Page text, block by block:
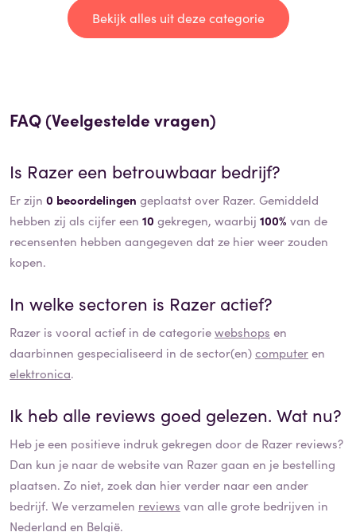
Bekijk alles uit deze categorie
FAQ (Veelgestelde vragen)
Is Razereen betrouwbaar bedrijf?
Er zijn 0 beoordelingen geplaatst over Razer. Gemiddeld
hebben zij als cijfer een 10 gekregen, waarbij 100% van de
recensenten hebben aangegeven dat ze hier weer zouden
kopen.
In welke sectoren is Razeractief?
Razer is vooral actief in de categoriewebshops en
daarbinnen gespecialiseerd in de sector(en)computeren
elektronica.
Ik heb alle reviews goed gelezen. Wat nu?
Heb je een positieve indruk gekregen door de Razer reviews?
Dan kun je naar de website van Razergaan en je bestelling
plaatsen. Zo niet, zoek dan hier verder naar een ander
bedrijf. We verzamelen reviews van alle grote bedrijven in
Nederland en België.